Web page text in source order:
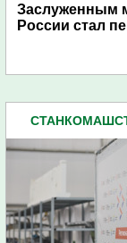
Заслуженным
России стал